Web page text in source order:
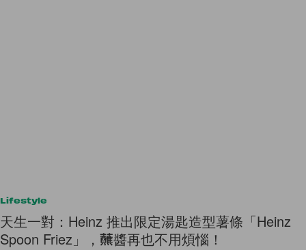
Lifestyle
天生一對：Heinz 推出限定湯匙造型薯條「Heinz
Spoon Friez」，蘸醬再也不用煩惱！